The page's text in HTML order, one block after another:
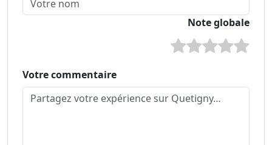
Note globale
Votre commentaire